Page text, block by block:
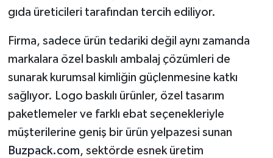
gıda üreticileri tarafından tercih ediliyor.
Firma, sadece ürün tedariki değil aynı zamanda
markalara özel baskılı ambalaj çözümleri de
sunarak kurumsal kimliğin güçlenmesine katkı
sağlıyor. Logo baskılı ürünler, özel tasarım
paketlemeler ve farklı ebat seçenekleriyle
müşterilerine geniş bir ürün yelpazesi sunan
Buzpack.com, sektörde esnek üretim